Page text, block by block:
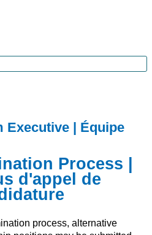
Executive | Équipe
Process |
d'appel de
process, alternative